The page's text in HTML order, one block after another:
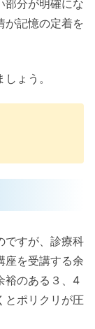
部分が明確にな
が記憶の定着を
ょう。
ですが、診療科
座を受講する余
裕のある３、4
とポリクリが圧